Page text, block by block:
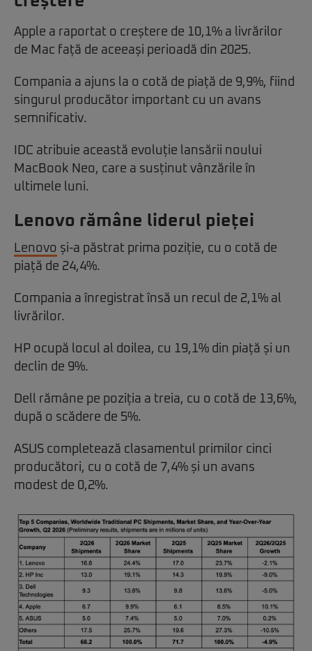
Apple a raportat o creștere de 10,1% a livrărilor
de Mac față de aceeași perioadă din 2025.
Compania a ajuns la o cotă de piață de 9,9%, fiind
singurul producător important cu un avans
semnificativ.
IDC atribuie această evoluție lansării noului
MacBook Neo, care a susținut vânzările în
ultimele luni.
Lenovo rămâne liderul pieței
Lenovo și-a păstrat prima poziție, cu o cotă de
piață de 24,4%.
Compania a înregistrat însă un recul de 2,1% al
livrărilor.
HP ocupă locul al doilea, cu 19,1% din piață și un
declin de 9%.
Dell rămâne pe poziția a treia, cu o cotă de 13,6%,
după o scădere de 5%.
ASUS completează clasamentul primilor cinci
producători, cu o cotă de 7,4% și un avans
modest de 0,2%.